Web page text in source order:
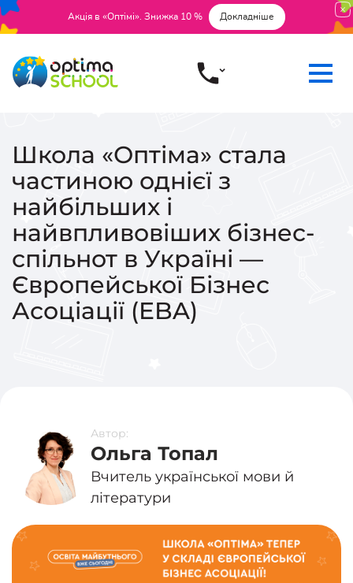
Акція в «Оптімі». Знижка 10 % Докладніше
Школа «Оптіма» стала
частиною однієї з
найбільших і
найвпливовіших бізнес-
спільнот в Україні —
Європейської Бізнес
Асоціації (EBA)
Автор:
Ольга Топал
Вчитель української мови й
літератури